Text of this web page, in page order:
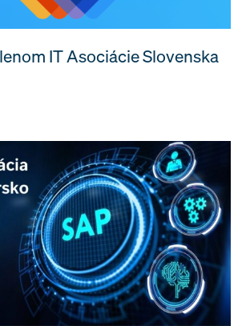
IT Asociácie Slovenska